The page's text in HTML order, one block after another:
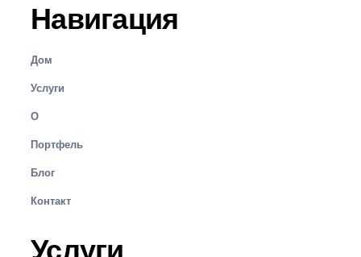
Навигация
Дом
Услуги
О
Портфель
Блог
Контакт